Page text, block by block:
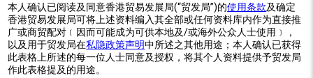
本人确认已阅读及同意香港贸易发展局(“贸发局”)的使用条款及确定
香港贸易发展局可将上述资料编入其全部或任何资料库内作为直接推
广或商贸配对﹝因而可能成为可供本地及/或海外公众人士使用﹞，
以及用于贸发局在私隐政策声明中所述之其他用途；本人确认已获得
此表格上所述的每一位人士同意及授权，将其个人资料提供予贸发局
作此表格提及的用途。